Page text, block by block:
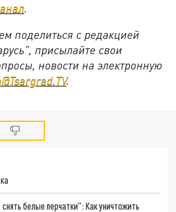
.
поделиться с редакцией
присылайте свои
новости на электронную
.
белые перчатки": Как уничтожить